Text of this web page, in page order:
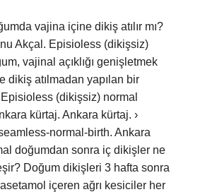
vajina içine dikiş atılır mı?
Akçal. Episioless (dikişsiz)
vajinal açıklığı genişletmek
dikiş atılmadan yapılan bir
(dikişsiz) normal
kürtaj. Ankara kürtaj. ›
normal-birth. Ankara
doğumdan sonra iç dikişler ne
Doğum dikişleri 3 hafta sonra
içeren ağrı kesiciler her